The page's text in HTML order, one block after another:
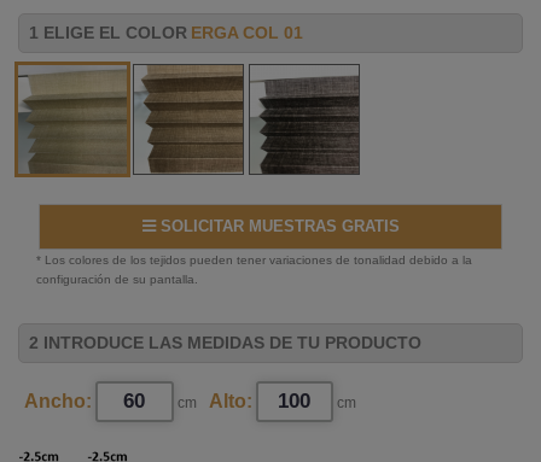
1 ELIGE EL COLOR ERGA COL 01
SOLICITAR MUESTRAS GRATIS
* Los colores de los tejidos pueden tener variaciones de tonalidad debido a la
configuración de su pantalla.
2 INTRODUCE LAS MEDIDAS DE TU PRODUCTO
Ancho: cm Alto: cm